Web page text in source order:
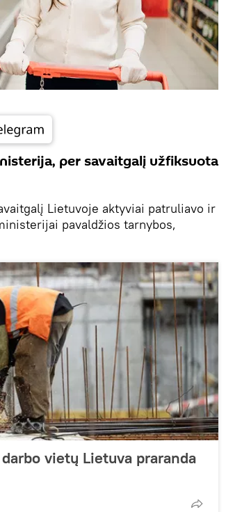
per savaitgalį užfiksuota
Lietuvoje aktyviai patruliavo ir
pavaldžios tarnybos,
vietų Lietuva praranda